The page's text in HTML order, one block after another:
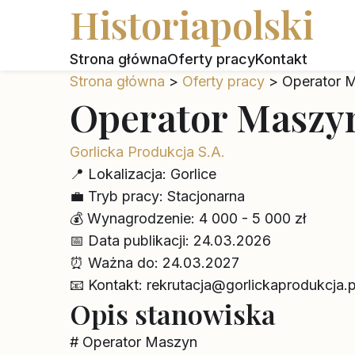
Historiapolski
Strona głównaOferty pracyKontakt
Strona główna > Oferty pracy > Operator
Operator
Gorlicka Produkcja S.A.
📍 Lokalizacja: Gorlice
💼 Tryb pracy: Stacjonarna
💰 Wynagrodzenie: 4 000 - 5 000 zł
📅 Data publikacji: 24.03.2026
⏰ Ważna do: 24.03.2027
📧 Kontakt:
Opis stanowiska
# Operator Maszyn